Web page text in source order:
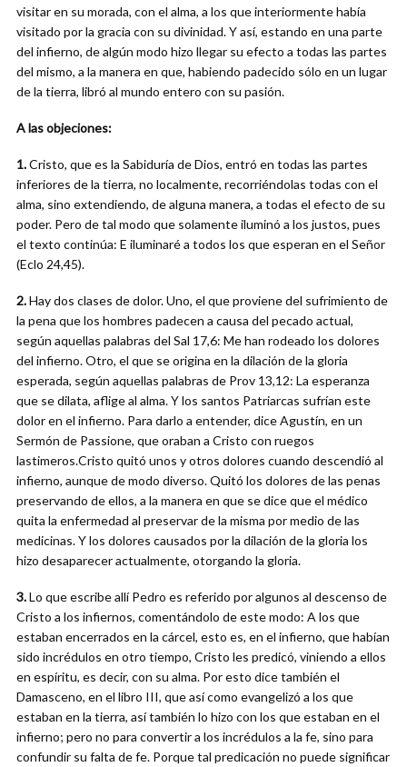
visitar en su morada, con el alma, a los que interiormente había
visitado por la gracia con su divinidad. Y así, estando en una parte
del infierno, de algún modo hizo llegar su efecto a todas las partes
del mismo, a la manera en que, habiendo padecido sólo en un lugar
de la tierra, libró al mundo entero con su pasión.
A las objeciones:
1.Cristo, que es la Sabiduría de Dios, entró en todas las partes
inferiores de la tierra, no localmente, recorriéndolas todas con el
alma, sino extendiendo, de alguna manera, a todas el efecto de su
poder. Pero de tal modo que solamente iluminó a los justos, pues
el texto continúa: E iluminaré a todos los que esperan en el Señor
(Eclo 24,45).
2.Hay dos clases de dolor. Uno, el que proviene del sufrimiento de
la pena que los hombres padecen a causa del pecado actual,
según aquellas palabras del Sal 17,6: Me han rodeado los dolores
del infierno. Otro, el que se origina en la dilación de la gloria
esperada, según aquellas palabras de Prov 13,12: La esperanza
que se dilata, aflige al alma. Y los santos Patriarcas sufrían este
dolor en el infierno. Para darlo a entender, dice Agustín, en un
Sermón de Passione, que oraban a Cristo con ruegos
lastimeros.Cristo quitó unos y otros dolores cuando descendió al
infierno, aunque de modo diverso. Quitó los dolores de las penas
preservando de ellos, a la manera en que se dice que el médico
quita la enfermedad al preservar de la misma por medio de las
medicinas. Y los dolores causados por la dilación de la gloria los
hizo desaparecer actualmente, otorgando la gloria.
3.Lo que escribe allí Pedro es referido por algunos al descenso de
Cristo a los infiernos, comentándolo de este modo: A los que
estaban encerrados en la cárcel, esto es, en el infierno, que habían
sido incrédulos en otro tiempo, Cristo les predicó, viniendo a ellos
en espíritu, es decir, con su alma. Por esto dice también el
Damasceno, en el libro III, que así como evangelizó a los que
estaban en la tierra, así también lo hizo con los que estaban en el
infierno; pero no para convertir a los incrédulos a la fe, sino para
confundir su falta de fe. Porque tal predicación no puede significar